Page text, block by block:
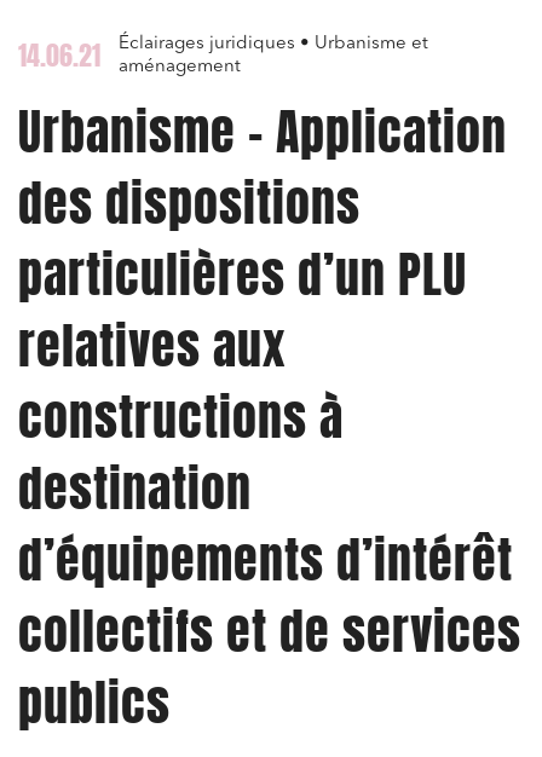
14.06.21
Éclairages juridiques • Urbanisme et
aménagement
Urbanisme – Application
des dispositions
particulières d’un PLU
relatives aux
constructions à
destination
d’équipements d’intérêt
collectifs et de services
publics